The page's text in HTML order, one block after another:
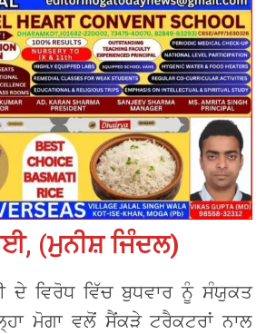
(ਮੁਨੀਸ਼ ਜਿੰਦਲ)
ਦੇ ਵਿਰੋਧ ਵਿੱਚ ਬੁਧਵਾਰ ਨੂੰ ਸੰਯੁਕਤ
ਮੋਗਾ ਵਲੋਂ ਸੈਂਕੜੇ ਟਰੈਕਟਰਾਂ ਨਾਲ